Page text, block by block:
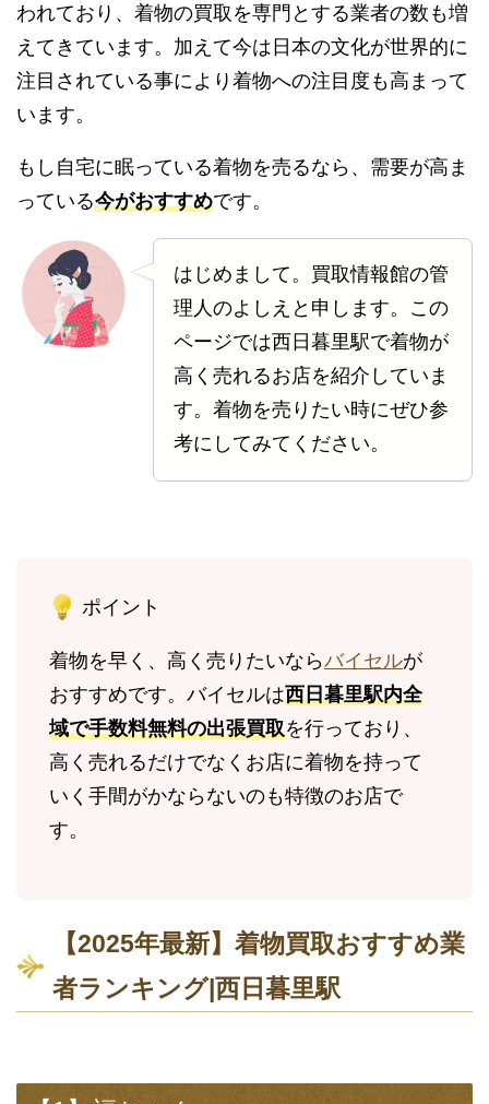
われており、着物の買取を専門とする業者の数も増
えてきています。加えて今は日本の文化が世界的に
注目されている事により着物への注目度も高まって
います。
もし自宅に眠っている着物を売るなら、需要が高ま
っている今がおすすめです。
はじめまして。買取情報館の管
理人のよしえと申します。この
ページでは西日暮里駅で着物が
高く売れるお店を紹介していま
す。着物を売りたい時にぜひ参
考にしてみてください。
ポイント
着物を早く、高く売りたいならバイセルが
おすすめです。バイセルは西日暮里駅内全
域で手数料無料の出張買取を行っており、
高く売れるだけでなくお店に着物を持って
いく手間がかならないのも特徴のお店で
す。
【2025年最新】着物買取おすすめ業
者ランキング|西日暮里駅